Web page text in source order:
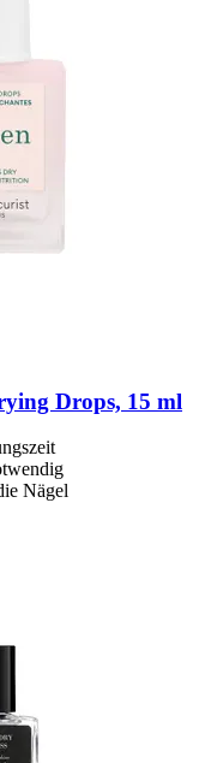
Drops, 15 ml
Nägel